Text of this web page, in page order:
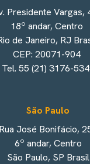
Presidente Vargas,
18º andar, Centro
de Janeiro, RJ
CEP: 20071-904
Tel. 55 (21) 3176-
São Paulo
Rua José Bonifácio,
6º andar, Centro
São Paulo, SP Brasil